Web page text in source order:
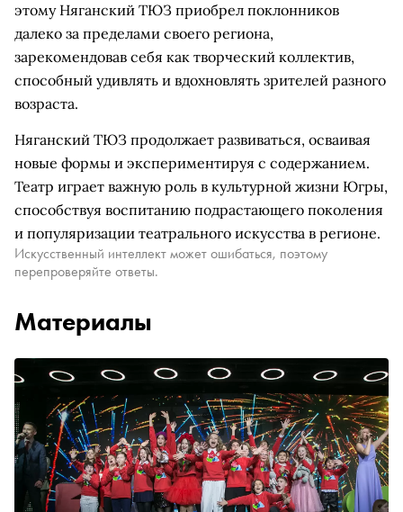
этому Няганский ТЮЗ приобрел поклонников
далеко за пределами своего региона,
зарекомендовав себя как творческий коллектив,
способный удивлять и вдохновлять зрителей разного
возраста.
Няганский ТЮЗ продолжает развиваться, осваивая
новые формы и экспериментируя с содержанием.
Театр играет важную роль в культурной жизни Югры,
способствуя воспитанию подрастающего поколения
и популяризации театрального искусства в регионе.
Искусственный интеллект может ошибаться, поэтому
перепроверяйте ответы.
Материалы